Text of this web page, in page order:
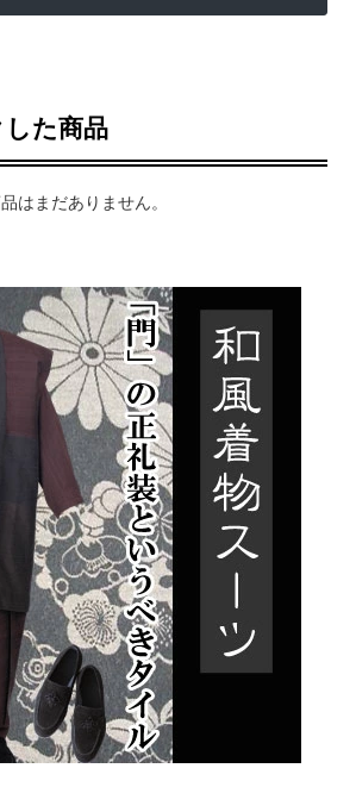
た商品
はまだありません。